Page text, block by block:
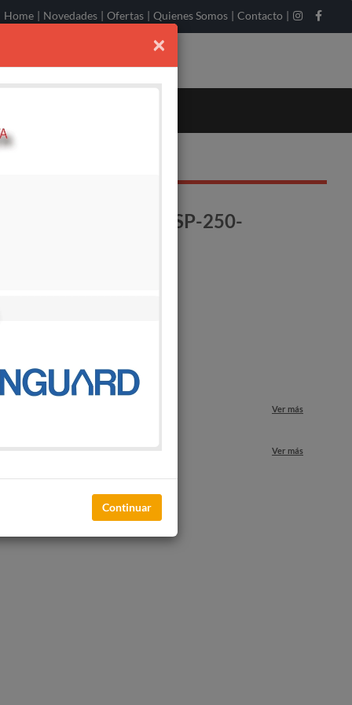
Home | Novedades | Ofertas | Quienes Somos | Contacto |
IGBT DUCA SP-250-
Ver más
Ver más
×
Continuar